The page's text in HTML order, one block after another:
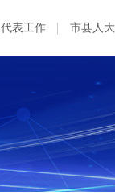
代表工作 市县人大